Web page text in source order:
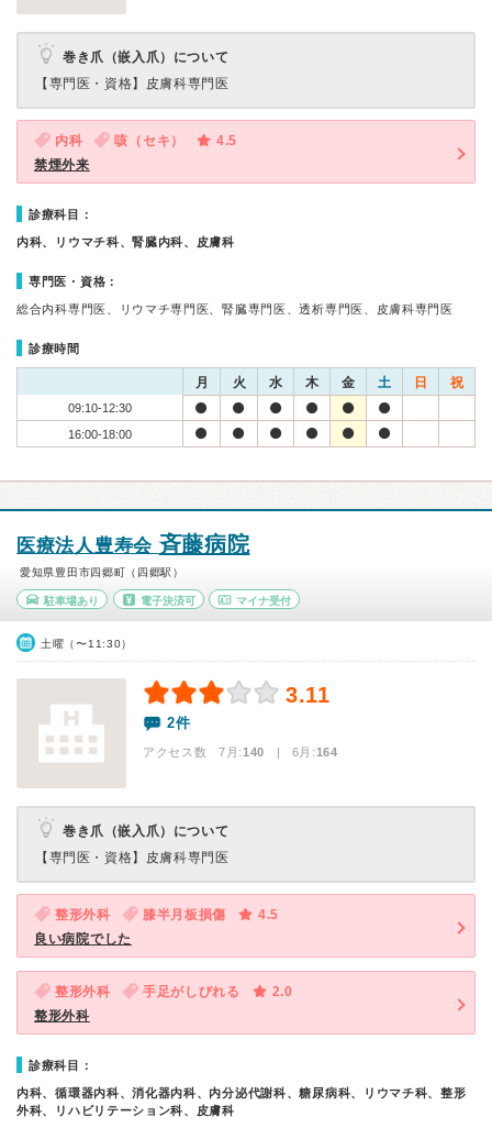
巻き爪（嵌入爪）について
【専門医・資格】 皮膚科専門医
内科 咳（セキ）
4.5
禁煙外来
診療科目：
内科、リウマチ科、腎臓内科、皮膚科
専門医・資格：
総合内科専門医、リウマチ専門医、腎臓専門医、透析専門医、皮膚科専門医
診療時間
月 火 水 木 金 土 日 祝
09:10-12:30
16:00-18:00
医療法人豊寿会斉藤病院
愛知県豊田市四郷町（四郷駅）
駐車場あり 電子決済可 マイナ受付
土曜（〜11:30）
3.11
2件
アクセス数 7月:140 | 6月:164
巻き爪（嵌入爪）について
【専門医・資格】 皮膚科専門医
整形外科 膝半月板損傷
4.5
良い病院でした
整形外科 手足がしびれる
2.0
整形外科
診療科目：
内科、循環器内科、消化器内科、内分泌代謝科、糖尿病科、リウマチ科、整形
外科、リハビリテーション科、皮膚科